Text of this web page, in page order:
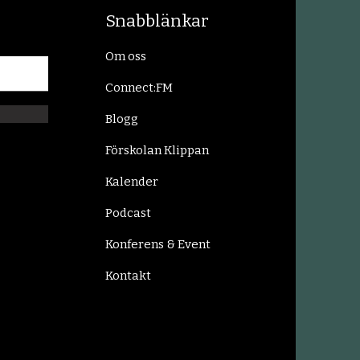
Snabblänkar
Om oss
Connect:FM
Blogg
Förskolan Klippan
Kalender
Podcast
Konferens & Event
Kontakt